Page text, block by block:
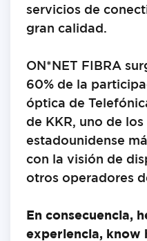
servicios de
gran calidad.
ON*NET FIBRA
60% de la
óptica de
de KKR, uno de
estadounidense
con la visión de
otros operadores
En consecuencia,
experiencia, know